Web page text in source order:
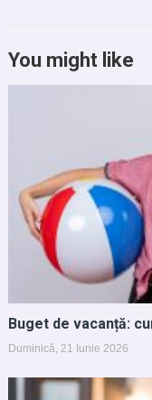
You might like
Buget de vacanță:
Duminică, 21 Iunie 2026